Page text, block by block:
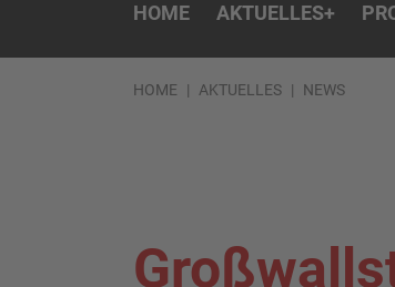
HOME AKTUELLES+
HOME AKTUELLES NEWS